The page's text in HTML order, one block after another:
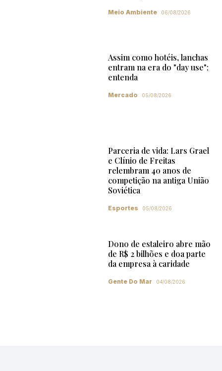
Meio Ambiente 06/08/2026
Assim como hotéis, lanchas
entram na era do "day use";
entenda
Mercado 05/08/2026
Parceria de vida: Lars Grael
e Clínio de Freitas
relembram 40 anos de
competição na antiga União
Soviética
Esportes 05/08/2026
Dono de estaleiro abre mão
de R$ 2 bilhões e doa parte
da empresa à caridade
Gente Do Mar 04/08/2026